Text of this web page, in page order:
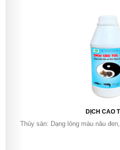
DỊCH CAO
Thủy sản: Dạng lỏng màu nâu